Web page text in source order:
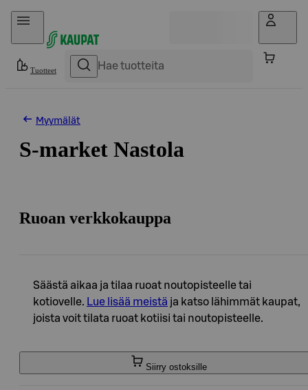
Hyppää sisältöön
Tuotteet
Myymälät
S-market Nastola
Ruoan verkkokauppa
Säästä aikaa ja tilaa ruoat noutopisteelle tai
kotiovelle. Lue lisää meistä ja katso lähimmät kaupat,
joista voit tilata ruoat kotiisi tai noutopisteelle.
Siirry ostoksille